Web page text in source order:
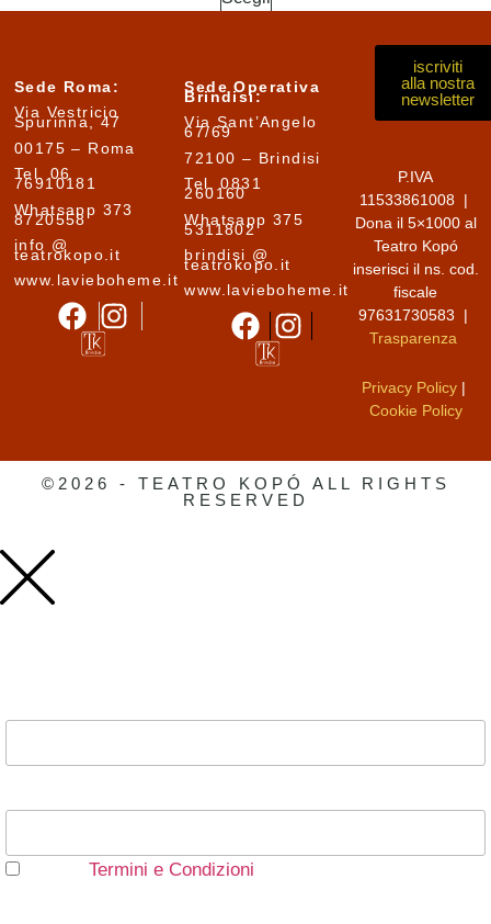
Sede Roma:
Via Vestricio
Spurinna, 47
00175 – Roma
Tel. 06
76910181
Whatsapp 373
8720558
info @
teatrokopo.it
www.lavieboheme.it
Sede Operativa
Brindisi:
Via Sant’Angelo
67/69
72100 – Brindisi
Tel. 0831
260160
Whatsapp 375
5311802
brindisi @
teatrokopo.it
www.lavieboheme.it
iscriviti
alla nostra
newsletter
P.IVA
11533861008 |
Dona il 5×1000 al
Teatro Kopó
inserisci il ns. cod.
fiscale
97631730583 |
Trasparenza
Privacy Policy|
Cookie Policy
©2026 - TEATRO KOPÓ ALL RIGHTS
RESERVED
Termini e Condizioni